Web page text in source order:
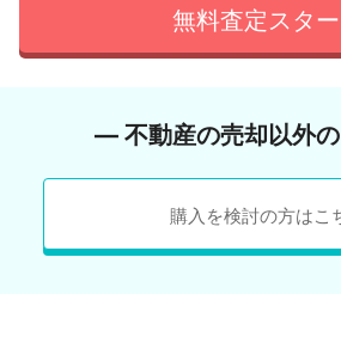
無料査定スター
― 不動産の売却以外
購入を検討の方はこ